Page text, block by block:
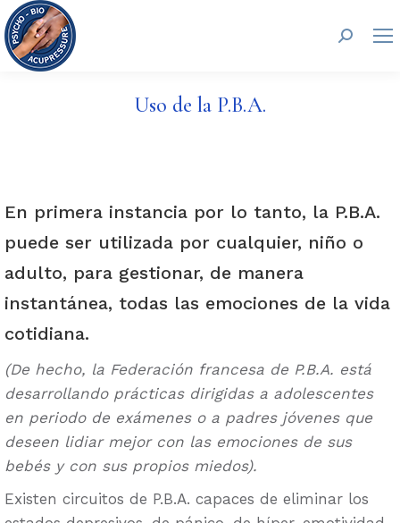
Buscar:
Uso de la P.B.A.
En primera instancia por lo tanto, la P.B.A.
puede ser utilizada por cualquier, niño o
adulto, para gestionar, de manera
instantánea, todas las emociones de la vida
cotidiana.
(De hecho, la Federación francesa de P.B.A. está
desarrollando prácticas dirigidas a adolescentes
en periodo de exámenes o a padres jóvenes que
deseen lidiar mejor con las emociones de sus
bebés y con sus propios miedos).
Existen circuitos de P.B.A. capaces de eliminar los